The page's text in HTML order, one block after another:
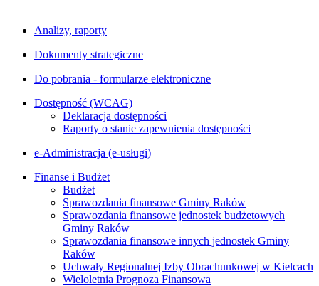
Analizy, raporty
Dokumenty strategiczne
Do pobrania - formularze elektroniczne
Dostępność (WCAG)
Deklaracja dostępności
Raporty o stanie zapewnienia dostępności
e-Administracja (e-usługi)
Finanse i Budżet
Budżet
Sprawozdania finansowe Gminy Raków
Sprawozdania finansowe jednostek budżetowych
Gminy Raków
Sprawozdania finansowe innych jednostek Gminy
Raków
Uchwały Regionalnej Izby Obrachunkowej w Kielcach
Wieloletnia Prognoza Finansowa